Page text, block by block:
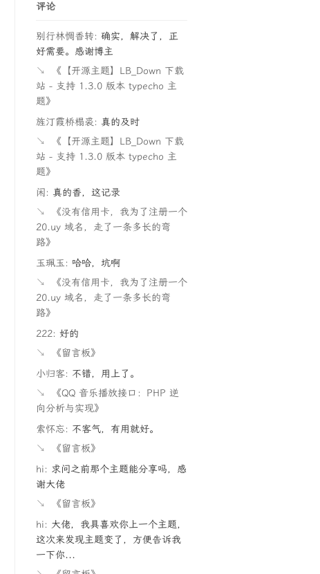
评论
别行林惆香转: 确实，解决了，正
好需要。感谢博主
↘
《【开源主题】LB_Down 下载
站 - 支持 1.3.0 版本 typecho 主
题》
旌汀霞桥榻裘: 真的及时
↘
《【开源主题】LB_Down 下载
站 - 支持 1.3.0 版本 typecho 主
题》
闲: 真的香，这记录
↘
《没有信用卡，我为了注册一个
20.uy 域名，走了一条多长的弯
路》
玉珮玉: 哈哈，坑啊
↘
《没有信用卡，我为了注册一个
20.uy 域名，走了一条多长的弯
路》
222: 好的
↘
《留言板》
小归客: 不错，用上了。
↘
《QQ 音乐播放接口：PHP 逆
向分析与实现》
索怀忘: 不客气，有用就好。
↘
《留言板》
hi: 求问之前那个主题能分享吗，感
谢大佬
↘
《留言板》
hi: 大佬，我具喜欢你上一个主题，
这次来发现主题变了，方便告诉我
一下你...